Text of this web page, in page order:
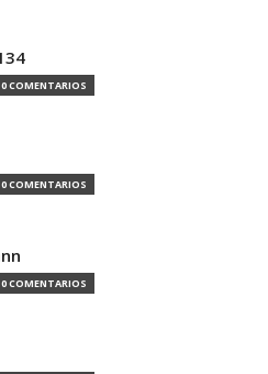
0 COMENTARIOS
0 COMENTARIOS
0 COMENTARIOS